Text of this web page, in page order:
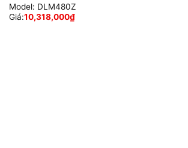
Model: DLM480Z
Giá:10,318,000₫